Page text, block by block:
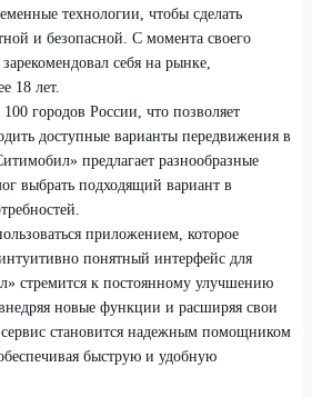
технологии, чтобы сделать
и безопасной. С момента своего
себя на рынке,
18 лет.
городов России, что позволяет
доступные варианты передвижения в
предлагает разнообразные
выбрать подходящий вариант в
приложением, которое
понятный интерфейс для
стремится к постоянному улучшению
новые функции и расширяя свои
сервис становится надежным помощником
быструю и удобную